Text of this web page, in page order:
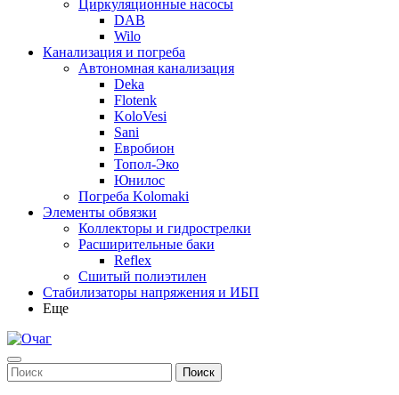
Циркуляционные насосы
DAB
Wilo
Канализация и погреба
Автономная канализация
Deka
Flotenk
KoloVesi
Sani
Евробион
Топол-Эко
Юнилос
Погреба Kolomaki
Элементы обвязки
Коллекторы и гидрострелки
Расширительные баки
Reflex
Сшитый полиэтилен
Стабилизаторы напряжения и ИБП
Еще